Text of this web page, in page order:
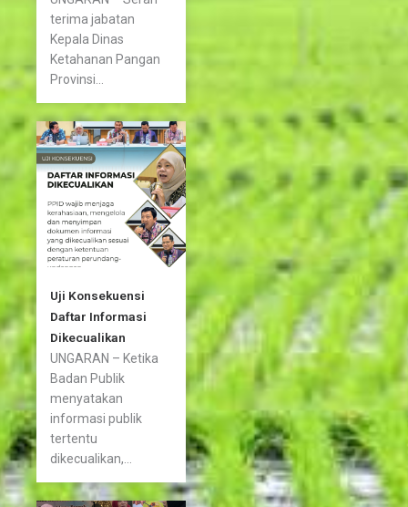
terima jabatan
Kepala Dinas
Ketahanan Pangan
Provinsi...
Uji Konsekuensi
Daftar Informasi
Dikecualikan
UNGARAN – Ketika
Badan Publik
menyatakan
informasi publik
tertentu
dikecualikan,...